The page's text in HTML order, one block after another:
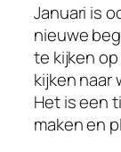
Januari is
nieuwe
te kijken
kijken naar
Het is een
maken en